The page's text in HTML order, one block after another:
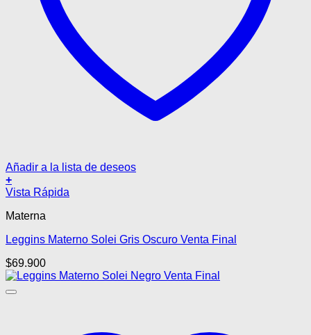
Añadir a la lista de deseos
+
Este
tiene
variantes.
opciones
se
pueden
Vista Rápida
Materna
Leggins Materno Solei Gris Oscuro Venta Final
$69.900